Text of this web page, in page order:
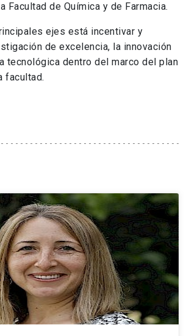
Facultad de Química y de Farmacia.
ejes está incentivar y
de excelencia, la innovación
tecnológica dentro del marco del plan
facultad.